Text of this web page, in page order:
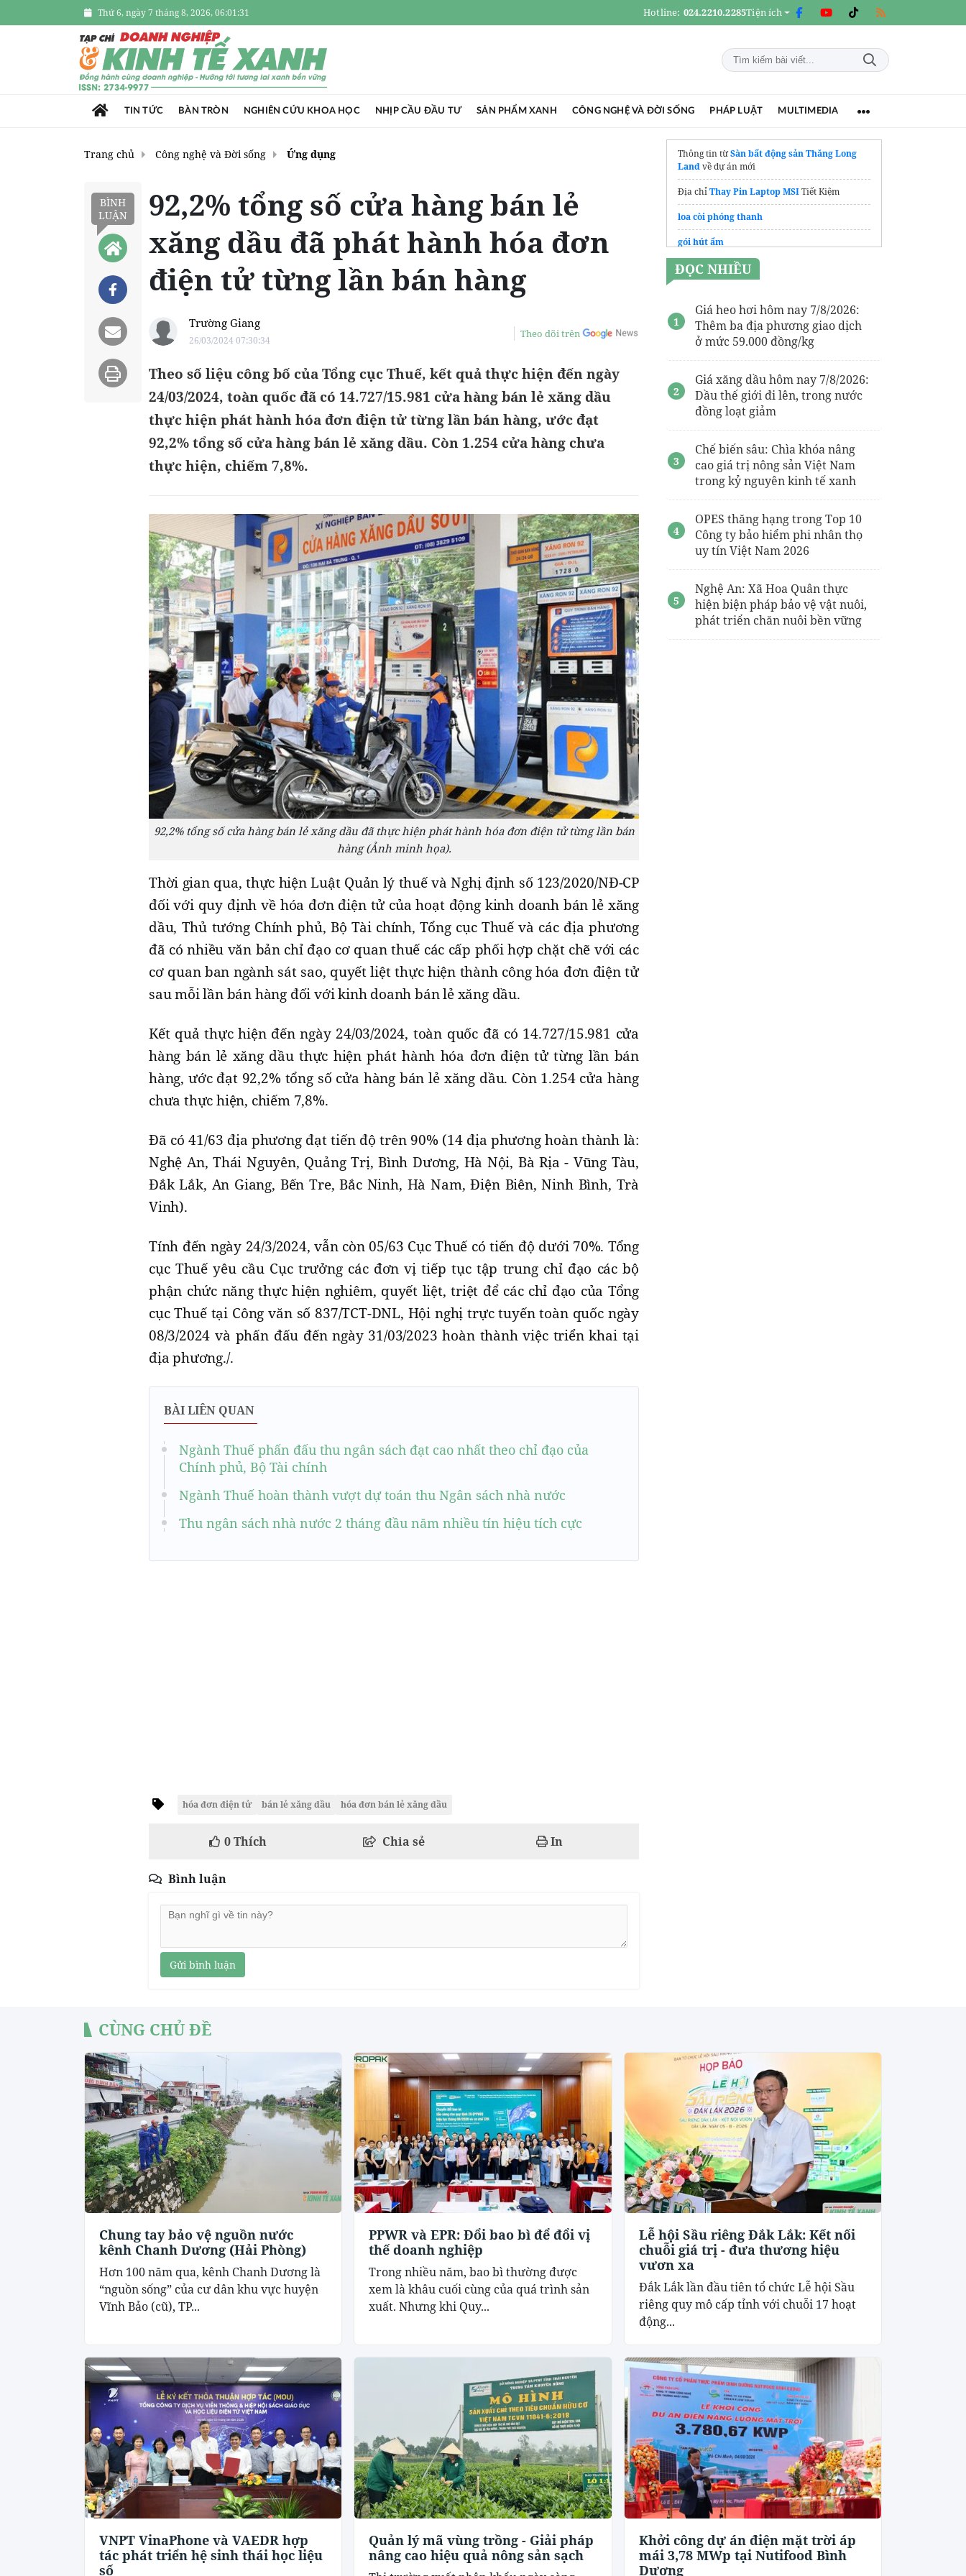
Thứ 6, ngày 7 tháng 8, 2026, 06:01:32 Hotline: 024.2210.2285Tiện ích
TIN TỨC BÀN TRÒN NGHIÊN CỨU KHOA HỌC NHỊP CẦU ĐẦU TƯ SẢN PHẨM XANH CÔNG NGHỆ VÀ ĐỜI SỐNG PHÁP LUẬT MULTIMEDIA
Trang chủ Công nghệ và Đời sống Ứng dụng
BÌNH
LUẬN
92,2% tổng số cửa hàng bán lẻ
xăng dầu đã phát hành hóa đơn
điện tử từng lần bán hàng
Trường Giang
26/03/2024 07:30:34
Theo dõi trên
Theo số liệu công bố của Tổng cục Thuế, kết quả thực hiện đến ngày
24/03/2024, toàn quốc đã có 14.727/15.981 cửa hàng bán lẻ xăng dầu
thực hiện phát hành hóa đơn điện tử từng lần bán hàng, ước đạt
92,2% tổng số cửa hàng bán lẻ xăng dầu. Còn 1.254 cửa hàng chưa
thực hiện, chiếm 7,8%.
92,2% tổng số cửa hàng bán lẻ xăng dầu đã thực hiện phát hành hóa đơn điện tử từng lần bán
hàng (Ảnh minh họa).
Thời gian qua, thực hiện Luật Quản lý thuế và Nghị định số 123/2020/NĐ-CP
đối với quy định về hóa đơn điện tử của hoạt động kinh doanh bán lẻ xăng
dầu, Thủ tướng Chính phủ, Bộ Tài chính, Tổng cục Thuế và các địa phương
đã có nhiều văn bản chỉ đạo cơ quan thuế các cấp phối hợp chặt chẽ với các
cơ quan ban ngành sát sao, quyết liệt thực hiện thành công hóa đơn điện tử
sau mỗi lần bán hàng đối với kinh doanh bán lẻ xăng dầu.
Kết quả thực hiện đến ngày 24/03/2024, toàn quốc đã có 14.727/15.981 cửa
hàng bán lẻ xăng dầu thực hiện phát hành hóa đơn điện tử từng lần bán
hàng, ước đạt 92,2% tổng số cửa hàng bán lẻ xăng dầu. Còn 1.254 cửa hàng
chưa thực hiện, chiếm 7,8%.
Đã có 41/63 địa phương đạt tiến độ trên 90% (14 địa phương hoàn thành là:
Nghệ An, Thái Nguyên, Quảng Trị, Bình Dương, Hà Nội, Bà Rịa - Vũng Tàu,
Đắk Lắk, An Giang, Bến Tre, Bắc Ninh, Hà Nam, Điện Biên, Ninh Bình, Trà
Vinh).
Tính đến ngày 24/3/2024, vẫn còn 05/63 Cục Thuế có tiến độ dưới 70%. Tổng
cục Thuế yêu cầu Cục trưởng các đơn vị tiếp tục tập trung chỉ đạo các bộ
phận chức năng thực hiện nghiêm, quyết liệt, triệt để các chỉ đạo của Tổng
cục Thuế tại Công văn số 837/TCT-DNL, Hội nghị trực tuyến toàn quốc ngày
08/3/2024 và phấn đấu đến ngày 31/03/2023 hoàn thành việc triển khai tại
địa phương./.
BÀI LIÊN QUAN
Ngành Thuế phấn đấu thu ngân sách đạt cao nhất theo chỉ đạo của
Chính phủ, Bộ Tài chính
Ngành Thuế hoàn thành vượt dự toán thu Ngân sách nhà nước
Thu ngân sách nhà nước 2 tháng đầu năm nhiều tín hiệu tích cực
hóa đơn điện tử bán lẻ xăng dầu hóa đơn bán lẻ xăng dầu
0Thích Chia sẻ In
Bình luận
Gửi bình luận
Thông tin từSàn bất động sản Thăng Long
Landvề dự án mới
Địa chỉThay Pin Laptop MSITiết Kiệm
loa còi phóng thanh
gói hút ẩm
mẫu xe điện đẹp
nhật mới nhất 2026 tại AuVietRack
Ưu đãiLaptop Lenovochính hãng
ĐỌC NHIỀU
Giá heo hơi hôm nay 7/8/2026:
Thêm ba địa phương giao dịch
ở mức 59.000 đồng/kg
Giá xăng dầu hôm nay 7/8/2026:
Dầu thế giới đi lên, trong nước
đồng loạt giảm
Chế biến sâu: Chìa khóa nâng
cao giá trị nông sản Việt Nam
trong kỷ nguyên kinh tế xanh
OPES thăng hạng trong Top 10
Công ty bảo hiểm phi nhân thọ
uy tín Việt Nam 2026
Nghệ An: Xã Hoa Quân thực
hiện biện pháp bảo vệ vật nuôi,
phát triển chăn nuôi bền vững
CÙNG CHỦ ĐỀ
Chung tay bảo vệ nguồn nước
kênh Chanh Dương (Hải Phòng)
Hơn 100 năm qua, kênh Chanh Dương là
“nguồn sống” của cư dân khu vực huyện
Vĩnh Bảo (cũ), TP...
PPWR và EPR: Đổi bao bì để đổi vị
thế doanh nghiệp
Trong nhiều năm, bao bì thường được
xem là khâu cuối cùng của quá trình sản
xuất. Nhưng khi Quy...
Lễ hội Sầu riêng Đắk Lắk: Kết nối
chuỗi giá trị - đưa thương hiệu
vươn xa
Đắk Lắk lần đầu tiên tổ chức Lễ hội Sầu
riêng quy mô cấp tỉnh với chuỗi 17 hoạt
động...
VNPT VinaPhone và VAEDR hợp
tác phát triển hệ sinh thái học liệu
số
Quản lý mã vùng trồng - Giải pháp
nâng cao hiệu quả nông sản sạch
Khởi công dự án điện mặt trời áp
mái 3,78 MWp tại Nutifood Bình
Dương